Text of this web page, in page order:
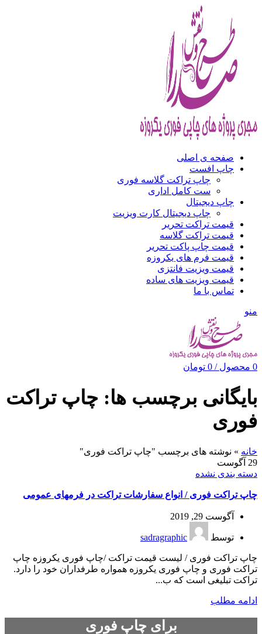
صفحه ی اصلی
چاپ افست
چاپ تراکت گلاسه فوری
ست کامل اداری
چاپ دیجیتال
چاپ دیجیتال کارت ویزیت
قیمت تراکت تحریر
قیمت تراکت گلاسه
قیمت چاپ پاکت تحریر
قیمت فرم های یکروزه
قیمت ویزیت فانتزی
قیمت ویزیت های ساده
تماس با ما
منو
0 محصول /
0 تومان
بایگانی برچسب ها: چاپ تراکت
فوری
خانه » نوشته های برچسب "چاپ تراکت فوری"
29 آگوست
دسته بندی نشده
چاپ تراکت فوری / انواع سفارشات تراکت در فرمهای عمومی
آگوست 29, 2019
توسط sadragraphic
چاپ تراکت فوری / لیست قیمت تراکت /چاپ فوری یکروزه چاپ
تراکت فوری و چاپ فوری یکروزه همواره طرفداران خود را دارد.
تراکت تبلیغی است که ب...
ادامه مطلب
برای چاپ فوری